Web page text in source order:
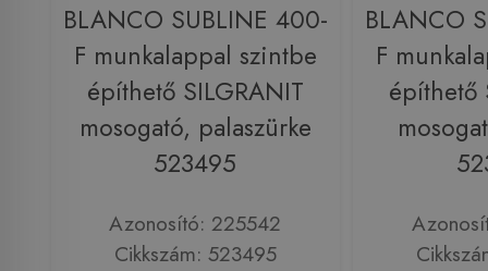
BLANCO SUBLINE 400-
F munkalappal szintbe
építhető SILGRANIT
mosogató, palaszürke
523495
Azonosító: 225542
Cikkszám: 523495
BLANCO
F
építhető